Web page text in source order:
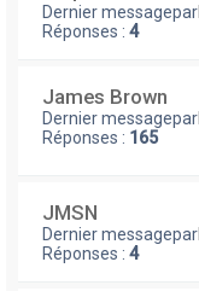
Dernier messagepar
Réponses : 4
James Brown
Dernier messagepar
Réponses : 165
JMSN
Dernier messagepar
Réponses : 4